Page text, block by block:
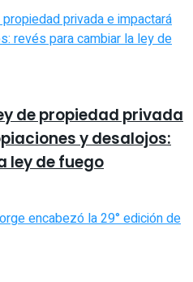
de propiedad privada
y desalojos:
ley de fuego